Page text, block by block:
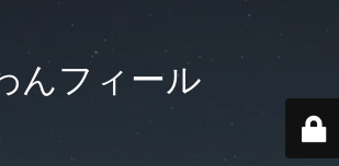
んフィール